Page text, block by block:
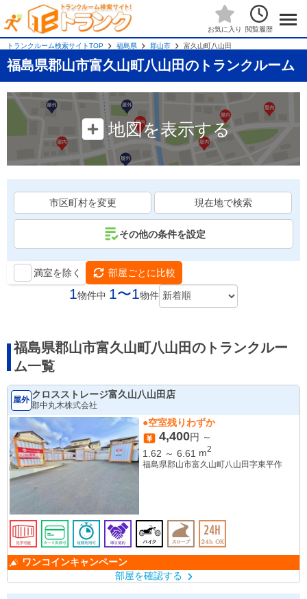
お気に入り 閲覧履歴
トランクルーム検索サイトTOP 福島県 郡山市 富久山町八山田
福島県郡山市富久山町八山田のトランクルーム
地図を表示する
市区町村を変更 現在地で検索
その他の条件を設定
満室を除く 部屋ごとに比較
1物件中 1〜1物件
福島県郡山市富久山町八山田のトランクルー
ム一覧
屋外 クロスストレージ富久山八山田店
郡中丸木株式会社
●空室残りわずか
4,400円 ～
1.62 ～ 6.61 m2
福島県郡山市富久山町八山田字東平作
ワンコインキャンペーン
部屋を確認する